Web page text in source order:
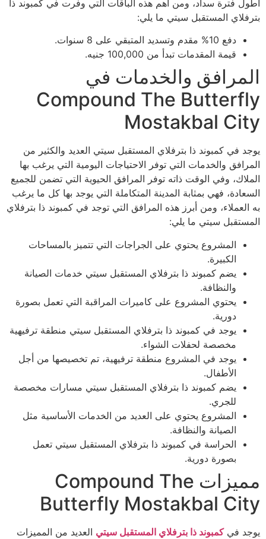
أطول فترة سداد، ومن أهم هذه الباقات التي وفرت في كمبوند ذا
بترفلاي المستقبل سيتي ما يلي:
دفع 10% مقدم وتسديد المتبقي على 8 سنوات.
قيمة المقدمات تبدأ من 100,000 جنيه.
المرافق والخدمات في
Compound The Butterfly
Mostakbal City
يوجد في كمبوند ذا بترفلاي المستقبل سيتي العديد والكثير من
المرافق والخدمات التي توفر الاحتياجات اليومية التي يرغب بها
الملاك، وفي الوقت ذاته توفر المرافق الحيوية التي تضمن للجميع
السعادة، فهي بمثابة المدينة المتكاملة التي يوجد بها كل ما يرغب
به العملاء، ومن أبرز هذه المرافق التي توجد في كمبوند ذا بترفلاي
المستقبل سيتي ما يلي:
المشروع يحتوي على الجراجات التي تتميز بالمساحات
الكبيرة.
يضم كمبوند ذا بترفلاي المستقبل سيتي خدمات الصيانة
والنظافة.
يحتوي المشروع على كاميرات المراقبة التي تعمل بصورة
دورية.
يوجد في كمبوند ذا بترفلاي المستقبل سيتي منطقة ترفيهية
مخصصة لحفلات الشواء.
يوجد في المشروع منطقة ترفيهية، تم تخصيصها من أجل
الأطفال.
يضم كمبوند ذا بترفلاي المستقبل سيتي مسارات مخصصة
للجري.
المشروع يحتوي على العديد من الخدمات الأساسية مثل
الصيانة والنظافة.
الحراسة في كمبوند ذا بترفلاي المستقبل سيتي تعمل
بصورة دورية.
مميزات Compound The
Butterfly Mostakbal City
يوجد فيكمبوند ذا بترفلاي المستقبل سيتي العديد من المميزات